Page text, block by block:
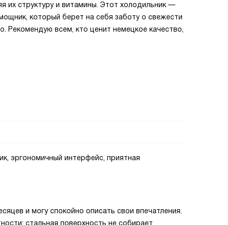
их структуру и витамины. Этот холодильник —
который берет на себя заботу о свежести
Рекомендую всем, кто ценит немецкое качество,
эргономичный интерфейс, приятная
и могу спокойно описать свои впечатления.
стальная поверхность не собирает